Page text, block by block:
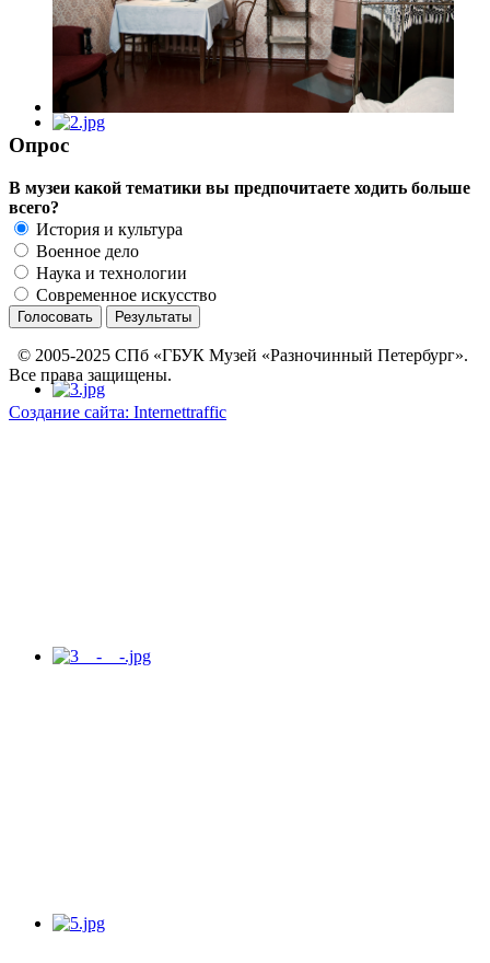
Опрос
В музеи какой тематики вы предпочитаете ходить больше
всего?
История и культура
Военное дело
Наука и технологии
Современное искусство
© 2005-2025 СПб «ГБУК Музей «Разночинный Петербург».
Все права защищены.
Создание сайта: Internettraffic